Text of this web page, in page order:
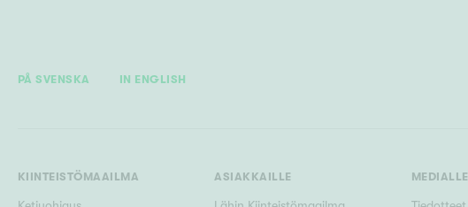
PÅ SVENSKA IN ENGLISH
KIINTEISTÖMAAILMA ASIAKKAILLE MEDIALLE